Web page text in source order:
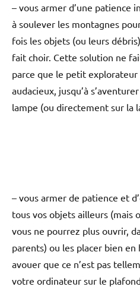
– vous armer d’une patience
à soulever les montagnes
fois les objets (ou leurs
fait choir. Cette solution ne
parce que le petit explorateur
audacieux, jusqu’à
lampe (ou directement sur la
– vous armer de patience et
tous vos objets ailleurs (mais
vous ne pourrez plus ouvrir,
parents) ou les placer bien
avouer que ce n’est pas
votre ordinateur sur le